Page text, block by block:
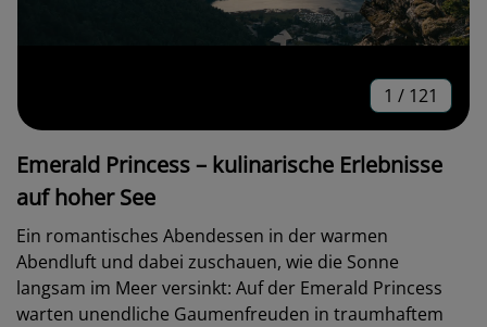
1 / 121
Emerald Princess – kulinarische Erlebnisse
auf hoher See
Ein romantisches Abendessen in der warmen
Abendluft und dabei zuschauen, wie die Sonne
langsam im Meer versinkt: Auf der Emerald Princess
warten unendliche Gaumenfreuden in traumhaftem